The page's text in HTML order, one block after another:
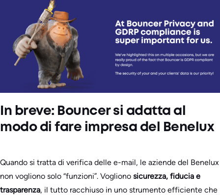
In breve: Bouncer si adatta al
modo di fare impresa del Benelux
Quando si tratta di verifica delle e-mail, le aziende del Benelux
non vogliono solo “funzioni”. Vogliono sicurezza, fiducia e
trasparenza, il tutto racchiuso in uno strumento efficiente che